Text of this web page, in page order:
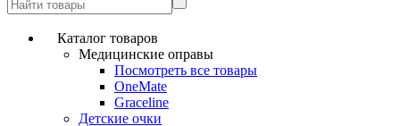
Каталог товаров
Медицинские оправы
Посмотреть все товары
OneMate
Graceline
Детские очки